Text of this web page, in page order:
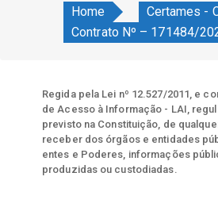
Home
Certames -
Contrato Nº – 171484/
Regida pela Lei nº 12.527/2011, e
de Acesso à Informação - LAI,
previsto na Constituição, de
receber dos órgãos e entidades
entes e Poderes, informações
produzidas ou custodiadas.